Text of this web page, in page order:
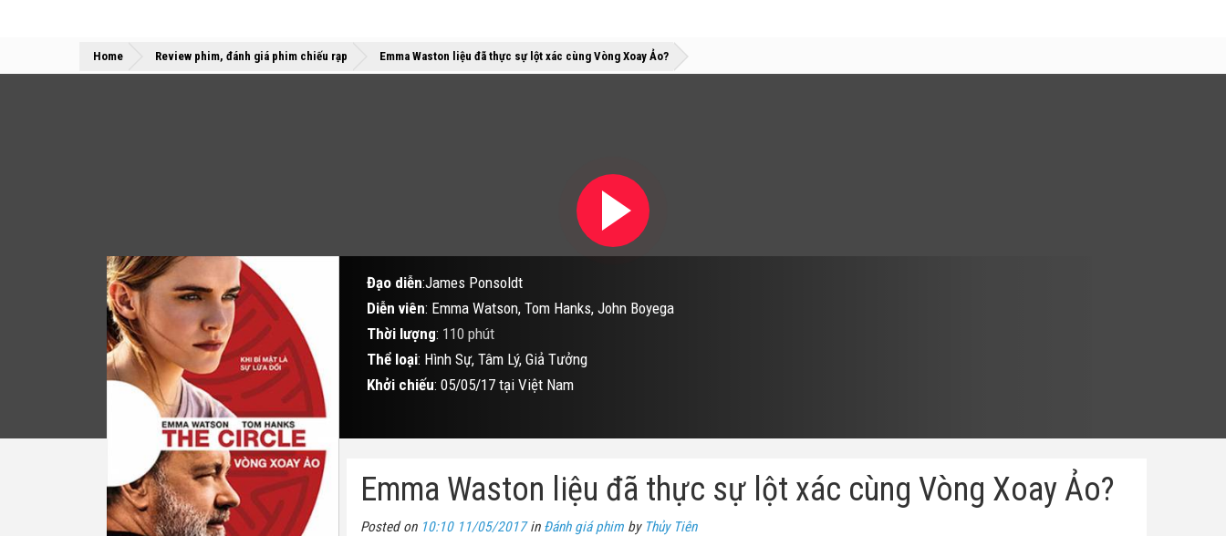
Home »
Review phim, đánh giá phim chiếu rạp »
Emma Waston liệu đã thực sự lột xác cùng Vòng Xoay Ảo?
Đạo diễn:James Ponsoldt
Diễn viên: Emma Watson, Tom Hanks, John Boyega
Thời lượng: 110 phút
Thể loại: Hình Sự, Tâm Lý, Giả Tưởng
Khởi chiếu: 05/05/17 tại Việt Nam
Emma Waston liệu đã thực sự lột xác cùng Vòng Xoay Ảo?
Posted on 10:10 11/05/2017in Đánh giá phimby Thủy Tiên